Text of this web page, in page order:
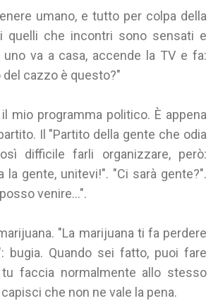
umano, e tutto per colpa della
quelli che incontri sono sensati e
uno va a casa, accende la TV e fa:
cazzo è questo?"
mio programma politico. È appena
Il "Partito della gente che odia
difficile farli organizzare, però:
la gente, unitevi!". "Ci sarà gente?".
venire...".
"La marijuana ti fa perdere
bugia. Quando sei fatto, puoi fare
faccia normalmente allo stesso
che non ne vale la pena.